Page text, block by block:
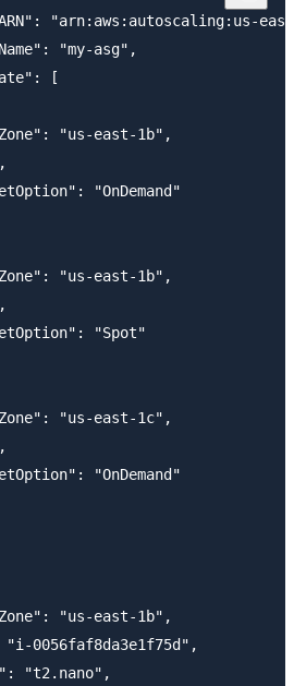
"arn:aws:autoscaling:us-
"my-asg",
[
"us-east-1b",
"OnDemand"
"us-east-1b",
"Spot"
"us-east-1c",
"OnDemand"
"us-east-1b",
0056faf8da3e1f75d",
"t2.nano",